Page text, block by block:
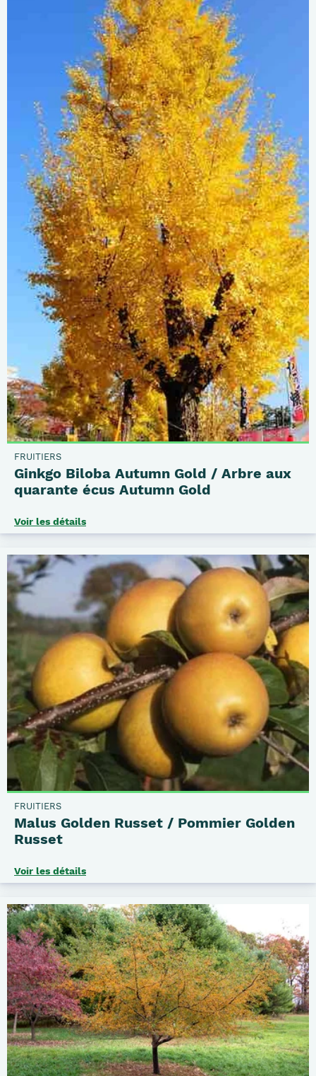
FRUITIERS
Ginkgo Biloba Autumn Gold / Arbre aux
quarante écus Autumn Gold
Voir les détails
FRUITIERS
Malus Golden Russet / Pommier Golden
Russet
Voir les détails